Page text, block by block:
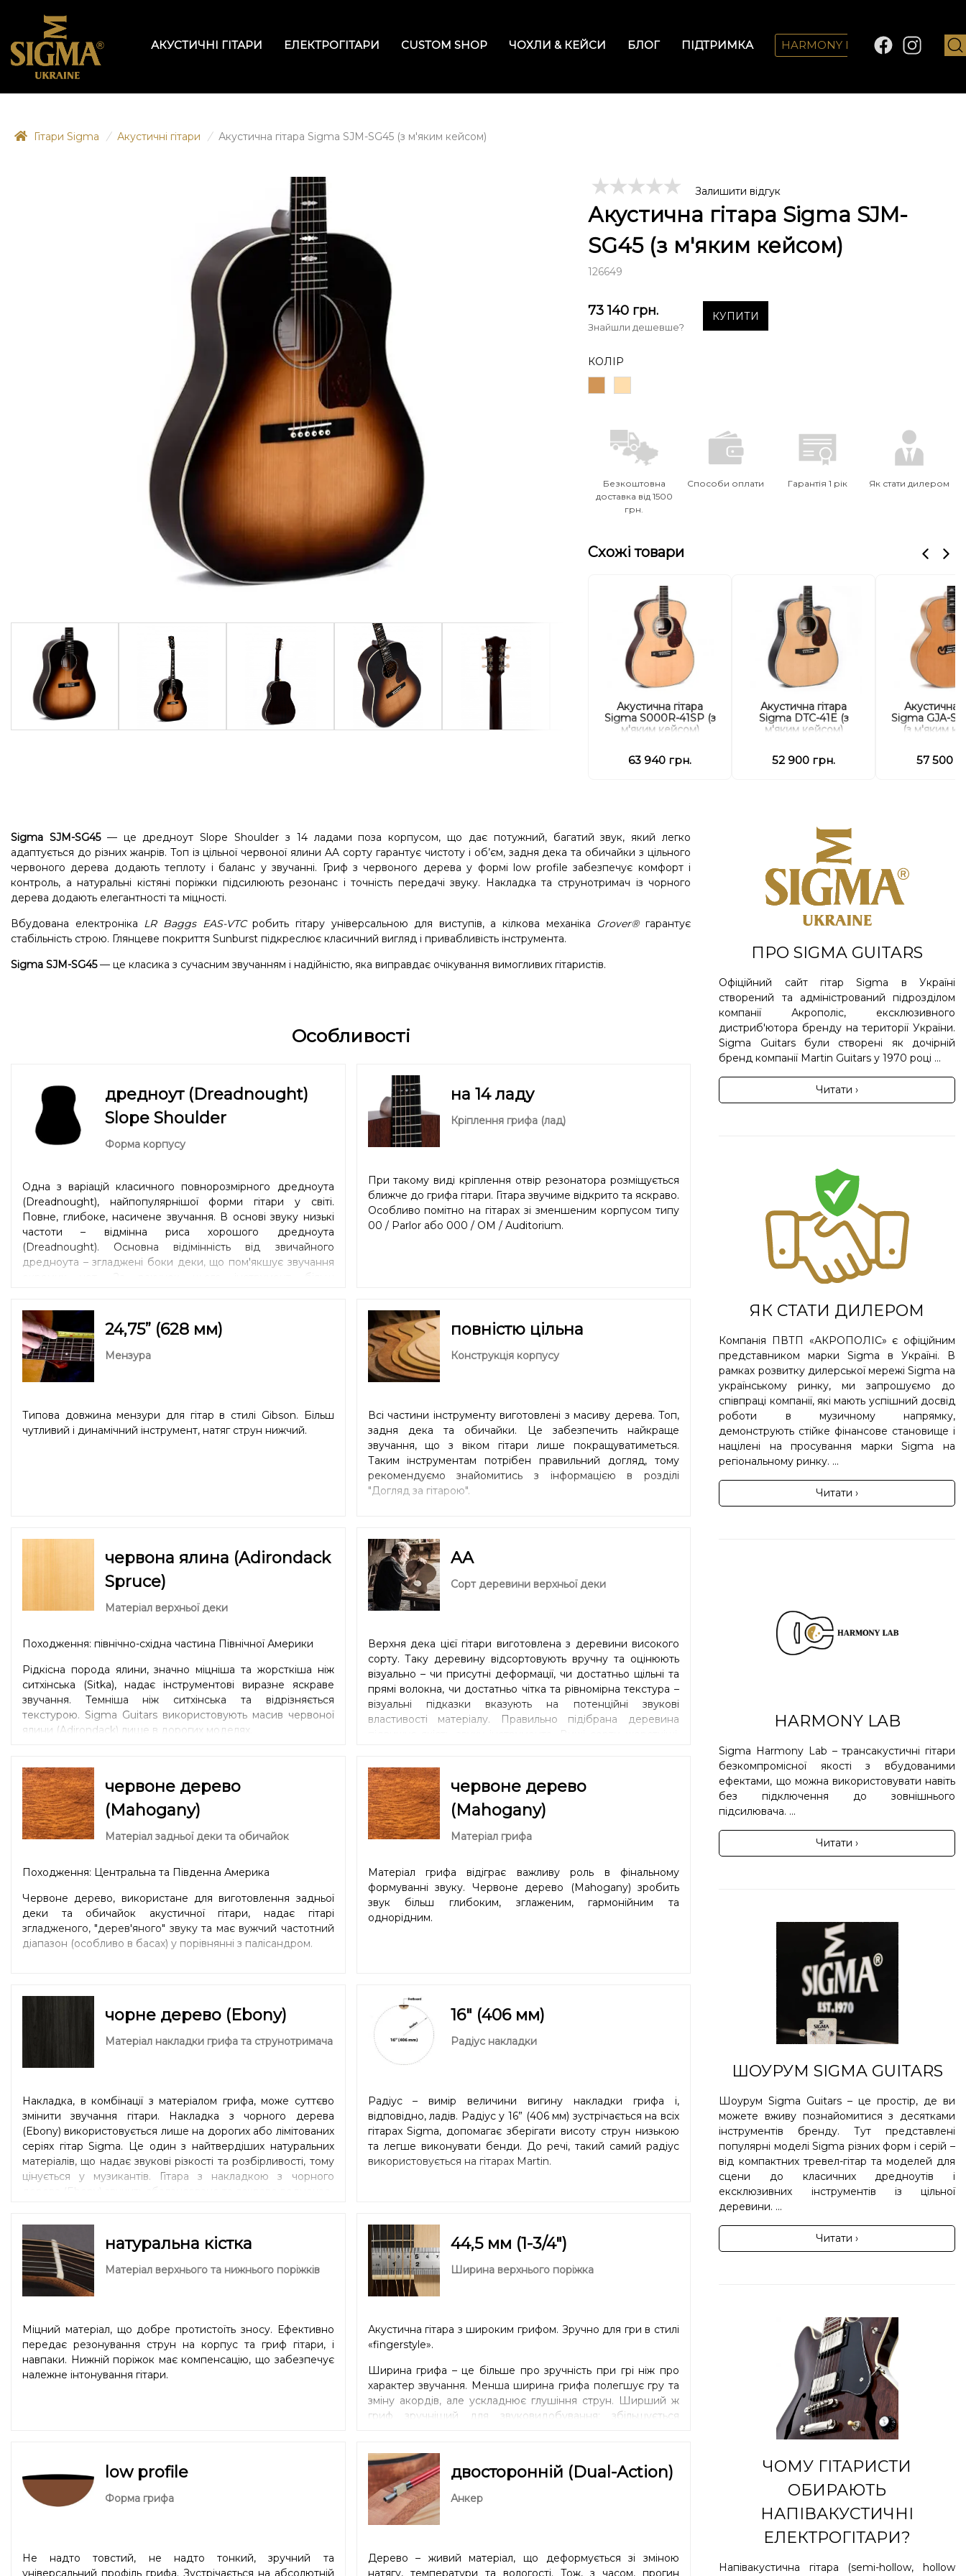
АКУСТИЧНІ ГІТАРИ ЕЛЕКТРОГІТАРИ CUSTOM SHOP ЧОХЛИ & КЕЙСИ БЛОГ ПІДТРИМКА HARMONY LAB
Гітари Sigma / Акустичні гітари / Акустична гітара Sigma SJM-SG45 (з м'яким кейсом)
Залишити відгук
Акустична гітара Sigma SJM-
SG45 (з м'яким кейсом)
126649
73 140 грн.
Знайшли дешевше?
КУПИТИ
КОЛІР
Безкоштовна
доставка від 1500
грн.
Способи оплати Гарантія 1 рік Як стати дилером
Схожі товари
Акустична гітара
Sigma S000R-41SP (з
м'яким кейсом)
63 940 грн.
Акустична гітара
Sigma DTC-41E (з
м'яким кейсом)
52 900 грн.
Акустична
Sigma GJA-
(з м'яким
57 500
Sigma SJM-SG45— це дредноут Slope Shoulder з 14 ладами поза корпусом, що дає потужний, багатий звук, який легко
адаптується до різних жанрів. Топ із цільної червоної ялини AA сорту гарантує чистоту і об’єм, задня дека та обичайки з цільного
червоного дерева додають теплоту і баланс у звучанні. Гриф з червоного дерева у формі low profile забезпечує комфорт і
контроль, а натуральні кістяні поріжки підсилюють резонанс і точність передачі звуку. Накладка та струнотримач із чорного
дерева додають елегантності та міцності.
Вбудована електроніка LR Baggs EAS-VTCробить гітару універсальною для виступів, а кілкова механіка Grover®гарантує
стабільність строю. Глянцеве покриття Sunburst підкреслює класичний вигляд і привабливість інструмента.
Sigma SJM-SG45— це класика з сучасним звучанням і надійністю, яка виправдає очікування вимогливих гітаристів.
Особливості
дредноут (Dreadnought)
Slope Shoulder
Форма корпусу
Одна з варіацій класичного повнорозмірного дредноута
(Dreadnought), найпопулярнішої форми гітари у світі.
Повне, глибоке, насичене звучання. В основі звуку низькі
частоти – відмінна риса хорошого дредноута
(Dreadnought). Основна відімінність від звичайного
дредноута – згладжені боки деки, що пом'якшує звучання
«fingerstyle». Dreadnought Slope Shoulder – найбільш
впізнавана форма для фанатів класичного блюзу та кантрі.
на 14 ладу
Кріплення грифа (лад)
При такому виді кріплення отвір резонатора розміщується
ближче до грифа гітари. Гітара звучиме відкрито та яскраво.
Особливо помітно на гітарах зі зменшеним корпусом типу
00 / Parlor або 000 / OM / Auditorium.
24,75” (628 мм)
Мензура
Типова довжина мензури для гітар в стилі Gibson. Більш
чутливий і динамічний інструмент, натяг струн нижчий.
повністю цільна
Конструкція корпусу
Всі частини інструменту виготовлені з масиву дерева. Топ,
задня дека та обичайки. Це забезпечить найкраще
звучання, що з віком гітари лише покращуватиметься.
Таким інструментам потрібен правильний догляд, тому
рекомендуємо знайомитись з інформацією в розділі
"Догляд за гітарою".
червона ялина (Adirondack
Spruce)
Матеріал верхньої деки
Походження: північно-східна частина Північної Америки
Рідкісна порода ялини, значно міцніша та жорсткіша ніж
ситхінська (Sitka), надає інструментові виразне яскраве
звучання. Темніша ніж ситхінська та відрізняється
текстурою. Sigma Guitars використовують масив червоної
ялини (Adirondack) лише в дорогих моделях.
AA
Сорт деревини верхньої деки
Верхня дека цієї гітари виготовлена з деревини високого
сорту. Таку деревину відсортовують вручну та оцінюють
візуально – чи присутні деформації, чи достатньо щільні та
прямі волокна, чи достатньо чітка та рівномірна текстура –
візуальні підказки вказують на потенційні звукові
властивості матеріалу. Правильно підібрана деревина
і, у руках майстра, гітарні обертони, що просто вражають.
червоне дерево
(Mahogany)
Матеріал задньої деки та обичайок
Походження: Центральна та Південна Америка
Червоне дерево, використане для виготовлення задньої
деки та обичайок акустичної гітари, надає гітарі
згладженого, "дерев'яного" звуку та має вужчий частотний
діапазон (особливо в басах) у порівнянні з палісандром.
червоне дерево
(Mahogany)
Матеріал грифа
Матеріал грифа відіграє важливу роль в фінальному
формуванні звуку. Червоне дерево (Mahogany) зробить
звук більш глибоким, зглаженим, гармонійним та
однорідним.
чорне дерево (Ebony)
Матеріал накладки грифа та струнотримача
Накладка, в комбінації з матеріалом грифа, може суттєво
змінити звучання гітари. Накладка з чорного дерева
(Ebony) використовується лише на дорогих або лімітованих
серіях гітар Sigma. Це один з найтвердіших натуральних
матеріалів, що надає звукові різкості та розбірливості, тому
цінується у музикантів. Гітара з накладкою з чорного
16" (406 мм)
Радіус накладки
Радіус – вимір величини вигину накладки грифа і,
відповідно, ладів. Радіус у 16” (406 мм) зустрічається на всіх
гітарах Sigma, допомагає зберігати висоту струн низькою
та легше виконувати бенди. До речі, такий самий радіус
використовується на гітарах Martin.
натуральна кістка
Матеріал верхнього та нижнього поріжків
Міцний матеріал, що добре протистоїть зносу. Ефективно
передає резонування струн на корпус та гриф гітари, і
навпаки. Нижній поріжок має компенсацію, що забезпечує
належне інтонування гітари.
44,5 мм (1-3/4″)
Ширина верхнього поріжка
Акустична гітара з широким грифом. Зручно для гри в стилі
«fingerstyle».
Ширина грифа – це більше про зручність при грі ніж про
характер звучання. Менша ширина грифа полегшує гру та
зміну акордів, але ускладнює глушіння струн. Ширший ж
гриф зручніший для звуковидобування: збільшується
тонкими пальцями, а більший – навпаки.
low profile
Форма грифа
Не надто товстий, не надто тонкий, зручний та
універсальний профіль грифа. Зустрічається на абсолютній
двосторонній (Dual-Action)
Анкер
Дерево – живий матеріал, що деформується зі зміною
натягу, температури та вологості. Тож, з часом, прогин
ПРО SIGMA GUITARS
Офіційний сайт гітар Sigma в Україні
створений та адміністрований підрозділом
компанії Акрополіс, ексклюзивного
дистриб'ютора бренду на території України.
Sigma Guitars були створені як дочірній
бренд компанії Martin Guitars у 1970 році ...
Читати ›
ЯК СТАТИ ДИЛЕРОМ
Компанія ПВТП «АКРОПОЛІС» є офіційним
представником марки Sigma в Україні. В
рамках розвитку дилерської мережі Sigma на
українському ринку, ми запрошуємо до
співпраці компанії, які мають успішний досвід
роботи в музичному напрямку,
демонструють стійке фінансове становище і
націлені на просування марки Sigma на
регіональному ринку. ...
Читати ›
HARMONY LAB
Sigma Harmony Lab – трансакустичні гітари
безкомпромісної якості з вбудованими
ефектами, що можна використовувати навіть
без підключення до зовнішнього
підсилювача. ...
Читати ›
ШОУРУМ SIGMA GUITARS
Шоурум Sigma Guitars – це простір, де ви
можете вживу познайомитися з десятками
інструментів бренду. Тут представлені
популярні моделі Sigma різних форм і серій –
від компактних тревел-гітар та моделей для
сцени до класичних дредноутів і
ексклюзивних інструментів із цільної
деревини. ...
Читати ›
ЧОМУ ГІТАРИСТИ
ОБИРАЮТЬ
НАПІВАКУСТИЧНІ
ЕЛЕКТРОГІТАРИ?
Напівакустична гітара (semi-hollow, hollow